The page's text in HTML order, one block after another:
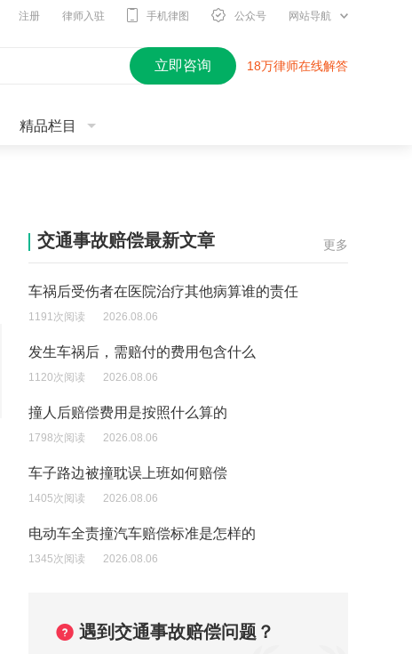
注册 律师入驻 手机律图 公众号 网站导航
立即咨询 18万律师在线解答
精品栏目
更多
交通事故赔偿最新文章
车祸后受伤者在医院治疗其他病算谁的责任
1191次阅读 2026.08.06
发生车祸后，需赔付的费用包含什么
1120次阅读 2026.08.06
撞人后赔偿费用是按照什么算的
1798次阅读 2026.08.06
车子路边被撞耽误上班如何赔偿
1405次阅读 2026.08.06
电动车全责撞汽车赔偿标准是怎样的
1345次阅读 2026.08.06
遇到交通事故赔偿问题？